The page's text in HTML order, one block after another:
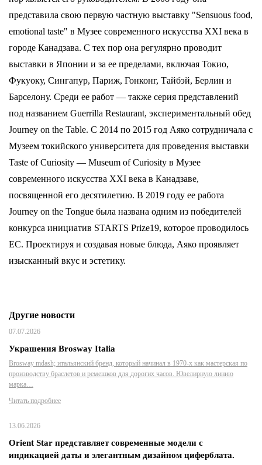
представила свою первую частную выставку "Sensuous food,
emotional taste" в Музее современного искусства XXI века в
городе Канадзава. С тех пор она регулярно проводит
выставки в Японии и за ее пределами, включая Токио,
Фукуоку, Сингапур, Париж, Гонконг, Тайбэй, Берлин и
Барселону. Среди ее работ — также серия представлений
под названием Guerrilla Restaurant, экспериментальный обед
Journey on the Table. С 2014 по 2015 год Аяко сотрудничала с
Музеем токийского университета для проведения выставки
Taste of Curiosity — Museum of Curiosity в Музее
современного искусства XXI века в Канадзаве,
посвященной его десятилетию. В 2019 году ее работа
Journey on the Tongue была названа одним из победителей
конкурса инициатив STARTS Prize19, которое проводилось
ЕС. Проектируя и создавая новые блюда, Аяко проявляет
изысканный вкус и эстетику.
Другие новости
07.07.2026
Украшения Brosway Italia
Brosway mdash; итальянский бренд, который начинал в 1970-х как мастерская по
производству браслетов и ремешков для дорогих часов. Ювелирную линию
марка…
Читать подробнее
13.06.2026
Orient Star представляет современные модели с
индикацией даты и элегантным дизайном циферблата.